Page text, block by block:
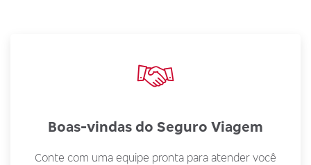
Boas-vindas do Seguro Viagem
Conte com uma equipe pronta para atender você